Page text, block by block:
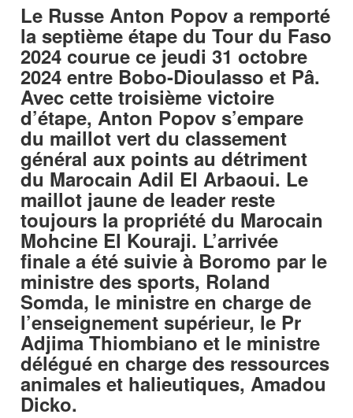
Le Russe Anton Popov a remporté
la septième étape du Tour du Faso
2024 courue ce jeudi 31 octobre
2024 entre Bobo-Dioulasso et Pâ.
Avec cette troisième victoire
d’étape, Anton Popov s’empare
du maillot vert du classement
général aux points au détriment
du Marocain Adil El Arbaoui. Le
maillot jaune de leader reste
toujours la propriété du Marocain
Mohcine El Kouraji. L’arrivée
finale a été suivie à Boromo par le
ministre des sports, Roland
Somda, le ministre en charge de
l’enseignement supérieur, le Pr
Adjima Thiombiano et le ministre
délégué en charge des ressources
animales et halieutiques, Amadou
Dicko.